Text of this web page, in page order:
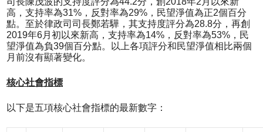
高，支持率為31%，反對率為29%，民望淨值為正2個百分
點。至於律政司司長鄭若驊，其支持度評分為28.8分，再創
2019年6月初以來新高，支持率為14%，反對率為53%，民
望淨值為負39個百分點。以上各項評分和民望淨值相比兩個
月前沒有顯著變化。
核心社會指標
以下是五項核心社會指標的最新數字：